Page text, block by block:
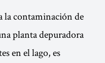
la contaminación de
planta depuradora
en el lago, es